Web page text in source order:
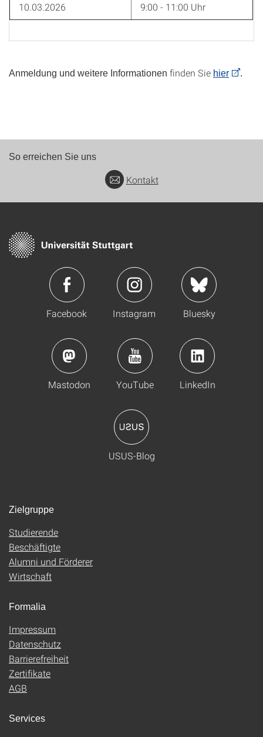
10.03.2026 9:00 - 11:00 Uhr
Anmeldung und weitere Informationen finden Sie hier .
So erreichen Sie uns
Kontakt
Facebook Instagram Bluesky
Mastodon YouTube LinkedIn
USUS-Blog
Zielgruppe
Studierende
Beschäftigte
Alumni und Förderer
Wirtschaft
Formalia
Impressum
Datenschutz
Barrierefreiheit
Zertifikate
AGB
Services